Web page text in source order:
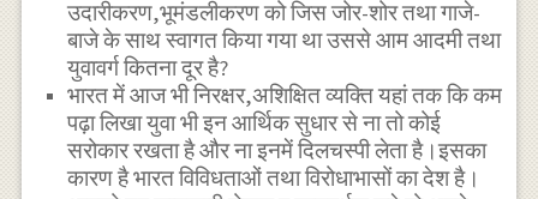
उदारीकरण,भूमंडलीकरण को जिस जोर-शोर तथा गाजे-
बाजे के साथ स्वागत किया गया था उससे आम आदमी तथा
युवावर्ग कितना दूर है?
भारत में आज भी निरक्षर,अशिक्षित व्यक्ति यहां तक कि कम
पढ़ा लिखा युवा भी इन आर्थिक सुधार से ना तो कोई
सरोकार रखता है और ना इनमें दिलचस्पी लेता है।इसका
कारण है भारत विविधताओं तथा विरोधाभासों का देश है।